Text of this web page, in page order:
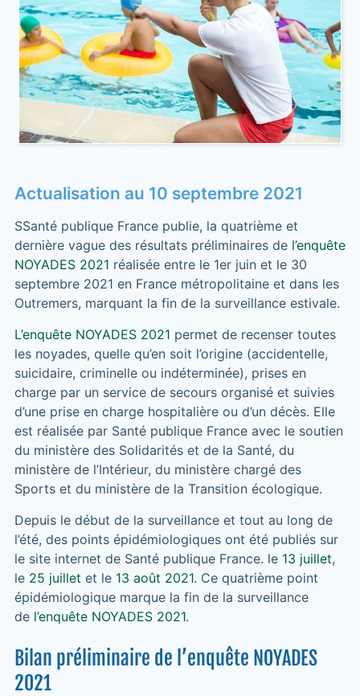
Actualisation au 10 septembre 2021
SSanté publique France publie, la quatrième et
dernière vague des résultats préliminaires de l’enquête
NOYADES 2021 réalisée entre le 1er juin et le 30
septembre 2021 en France métropolitaine et dans les
Outremers, marquant la fin de la surveillance estivale.
L’enquête NOYADES 2021 permet de recenser toutes
les noyades, quelle qu’en soit l’origine (accidentelle,
suicidaire, criminelle ou indéterminée), prises en
charge par un service de secours organisé et suivies
d’une prise en charge hospitalière ou d’un décès. Elle
est réalisée par Santé publique France avec le soutien
du ministère des Solidarités et de la Santé, du
ministère de l’Intérieur, du ministère chargé des
Sports et du ministère de la Transition écologique.
Depuis le début de la surveillance et tout au long de
l’été, des points épidémiologiques ont été publiés sur
le site internet de Santé publique France. le 13 juillet,
le25 juillet et le 13 août 2021. Ce quatrième point
épidémiologique marque la fin de la surveillance
de l’enquête NOYADES 2021.
Bilan préliminaire de l’enquête NOYADES
2021